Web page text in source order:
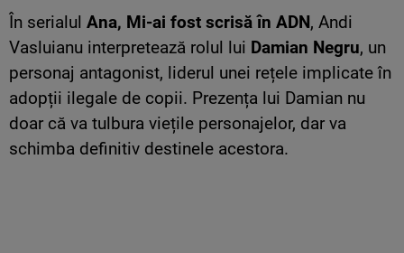
În serialul Ana, Mi-ai fost scrisă în ADN, Andi
Vasluianu interpretează rolul lui Damian Negru, un
personaj antagonist, liderul unei rețele implicate în
adopții ilegale de copii. Prezența lui Damian nu
doar că va tulbura viețile personajelor, dar va
schimba definitiv destinele acestora.